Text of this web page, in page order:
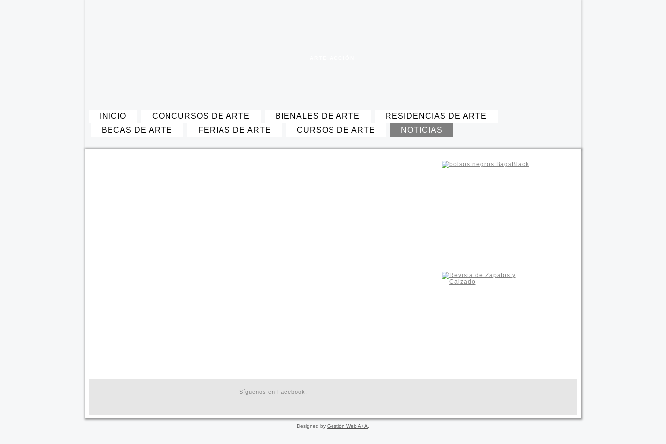
INICIO CONCURSOS DE ARTE BIENALES DE ARTE
RESIDENCIAS DE ARTE
BECAS DE ARTE
FERIAS DE ARTE CURSOS DE ARTE NOTICIAS
Síguenos en Facebook:
Designed by Gestión Web A+A